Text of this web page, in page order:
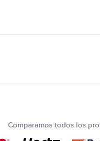
Comparamos todos los